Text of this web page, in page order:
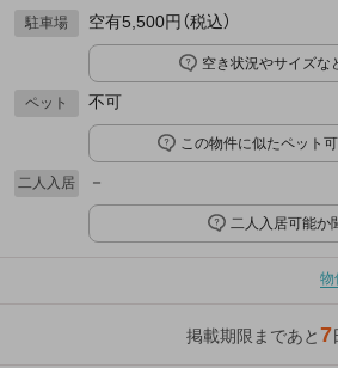
駐車場 空有5,500円（税込）
空き状況やサイズな
ペット 不可
この物件に似たペット
二人入居 －
二人入居可能か
物
掲載期限まであと7